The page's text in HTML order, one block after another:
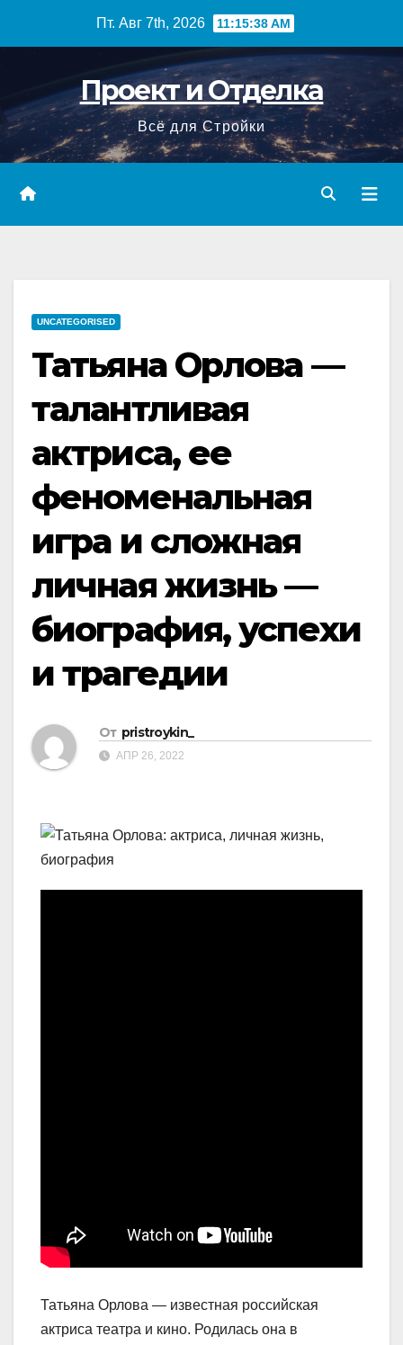
Пт. Авг 7th, 2026 11:15:39 AM
Проект и Отделка
Всё для Стройки
UNCATEGORISED
Татьяна Орлова —
талантливая
актриса, ее
феноменальная
игра и сложная
личная жизнь —
биография, успехи
и трагедии
От pristroykin_
АПР 26, 2022
Татьяна Орлова — известная российская
актриса театра и кино. Родилась она в